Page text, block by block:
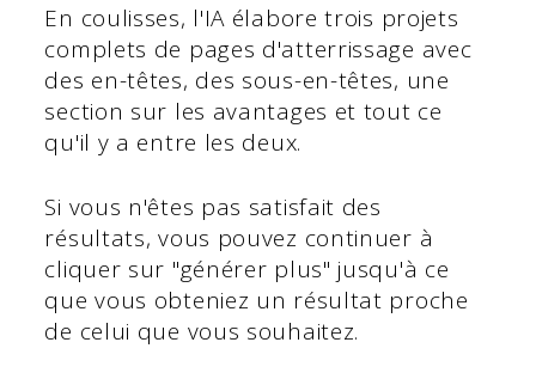
En coulisses, l'IA élabore trois projets
complets de pages d'atterrissage avec
des en-têtes, des sous-en-têtes, une
section sur les avantages et tout ce
qu'il y a entre les deux.
Si vous n'êtes pas satisfait des
résultats, vous pouvez continuer à
cliquer sur "générer plus" jusqu'à ce
que vous obteniez un résultat proche
de celui que vous souhaitez.